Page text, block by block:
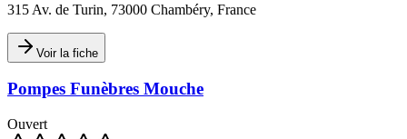
315 Av. de Turin, 73000 Chambéry, France
Voir la fiche
Pompes Funèbres Mouche
Ouvert